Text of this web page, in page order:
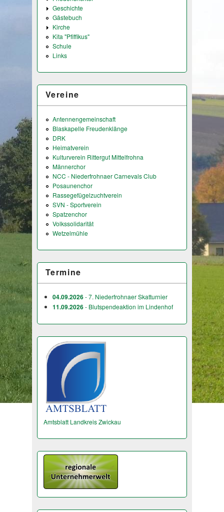
Geschichte
Gästebuch
Kirche
Kita "Pfiffikus"
Schule
Links
Vereine
Antennengemeinschaft
Blaskapelle Freudenklänge
DRK
Heimatverein
Kulturverein Rittergut Mittelfrohna
Männerchor
NCC - Niederfrohnaer Carnevals Club
Posaunenchor
Rassegefügelzuchtverein
SVN - Sportverein
Spatzenchor
Volkssolidarität
Wetzelmühle
Termine
04.09.2026- 7. Niederfrohnaer Skatturnier
11.09.2026- Blutspendeaktion im Lindenhof
Amtsblatt Landkreis Zwickau